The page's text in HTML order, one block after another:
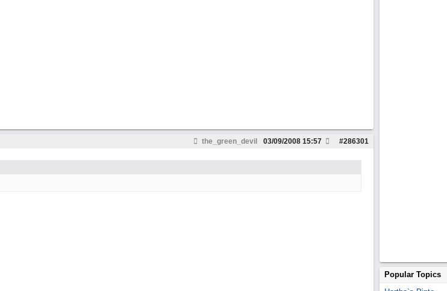
the_green_devil #286301
03/09/2008 15:57
Popular Topics